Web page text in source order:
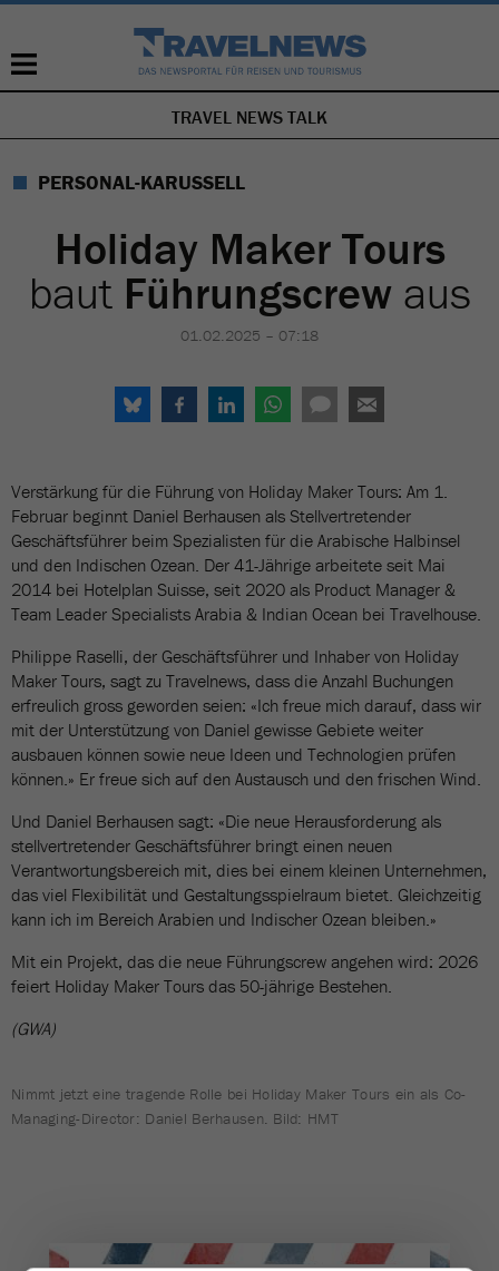
NAVIGATION
ÜBERSPRINGEN
TRAVEL NEWS TALK
PERSONAL-KARUSSELL
Holiday Maker Tours
baut Führungscrewaus
01.02.2025 – 07:18
Verstärkung für die Führung von Holiday Maker Tours: Am 1.
Februar beginnt Daniel Berhausen als Stellvertretender
Geschäftsführer beim Spezialisten für die Arabische Halbinsel
und den Indischen Ozean. Der 41-Jährige arbeitete seit Mai
2014 bei Hotelplan Suisse, seit 2020 als Product Manager &
Team Leader Specialists Arabia & Indian Ocean bei Travelhouse.
Philippe Raselli, der Geschäftsführer und Inhaber von Holiday
Maker Tours, sagt zu Travelnews, dass die Anzahl Buchungen
erfreulich gross geworden seien: «Ich freue mich darauf, dass wir
mit der Unterstützung von Daniel gewisse Gebiete weiter
ausbauen können sowie neue Ideen und Technologien prüfen
können.» Er freue sich auf den Austausch und den frischen Wind.
Und Daniel Berhausen sagt: «Die neue Herausforderung als
stellvertretender Geschäftsführer bringt einen neuen
Verantwortungsbereich mit, dies bei einem kleinen Unternehmen,
das viel Flexibilität und Gestaltungsspielraum bietet. Gleichzeitig
kann ich im Bereich Arabien und Indischer Ozean bleiben.»
Mit ein Projekt, das die neue Führungscrew angehen wird: 2026
feiert Holiday Maker Tours das 50-jährige Bestehen.
(GWA)
Nimmt jetzt eine tragende Rolle bei Holiday Maker Tours ein als Co-
Managing-Director: Daniel Berhausen. Bild: HMT